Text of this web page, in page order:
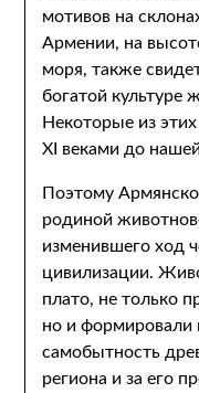
мотивов на
Армении, на
моря, также
богатой культуре
Некоторые из
XI веками до
Поэтому
родиной
изменившего ход
цивилизации.
плато, не только
но и формировали
самобытность
региона и за его